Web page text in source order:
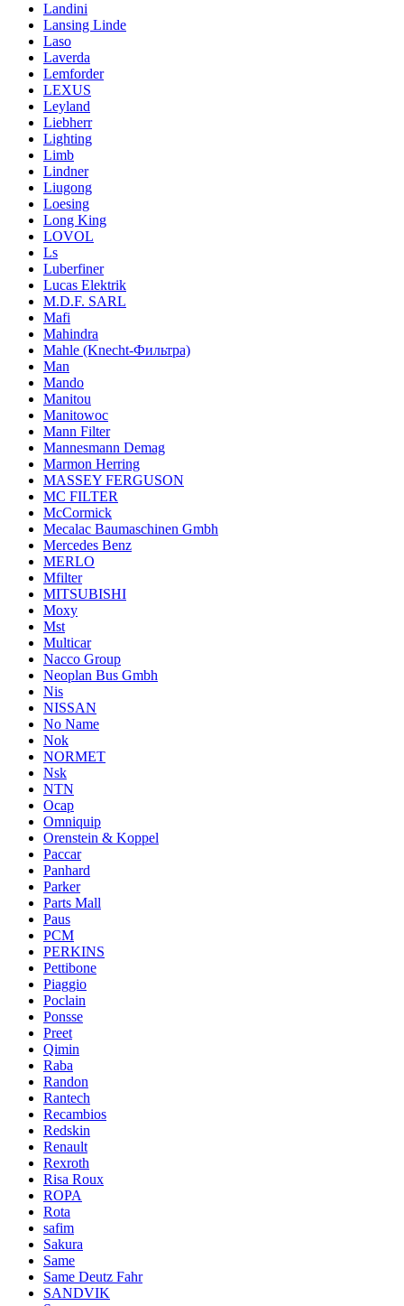
Landini
Lansing Linde
Laso
Laverda
Lemforder
LEXUS
Leyland
Liebherr
Lighting
Limb
Lindner
Liugong
Loesing
Long King
LOVOL
Ls
Luberfiner
Lucas Elektrik
M.D.F. SARL
Mafi
Mahindra
Mahle (Knecht-Фильтра)
Man
Mando
Manitou
Manitowoc
Mann Filter
Mannesmann Demag
Marmon Herring
MASSEY FERGUSON
MC FILTER
McCormick
Mecalac Baumaschinen Gmbh
Mercedes Benz
MERLO
Mfilter
MITSUBISHI
Moxy
Mst
Multicar
Nacco Group
Neoplan Bus Gmbh
Nis
NISSAN
No Name
Nok
NORMET
Nsk
NTN
Ocap
Omniquip
Orenstein & Koppel
Paccar
Panhard
Parker
Parts Mall
Paus
PCM
PERKINS
Pettibone
Piaggio
Poclain
Ponsse
Preet
Qimin
Raba
Randon
Rantech
Recambios
Redskin
Renault
Rexroth
Risa Roux
ROPA
Rota
safim
Sakura
Same
Same Deutz Fahr
SANDVIK